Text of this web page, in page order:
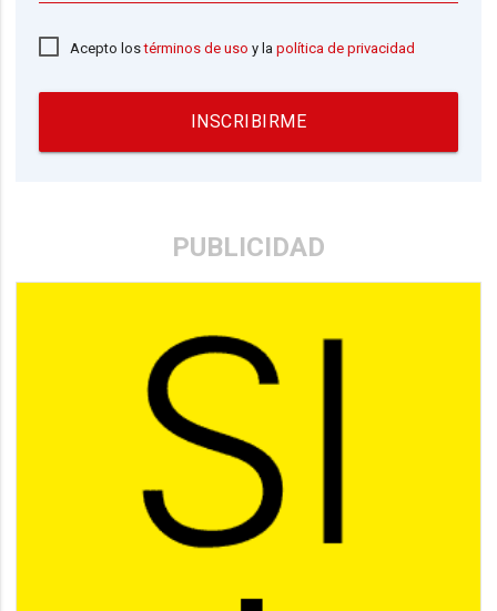
Acepto lostérminos de uso y lapolítica de privacidad
INSCRIBIRME
PUBLICIDAD